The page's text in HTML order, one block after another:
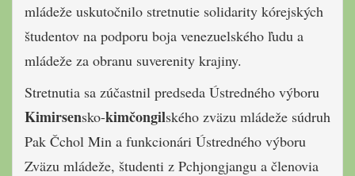
mládeže uskutočnilo stretnutie solidarity kórejských
študentov na podporu boja venezuelského ľudu a
mládeže za obranu suverenity krajiny.
Stretnutia sa zúčastnil predseda Ústredného výboru
Kimirsensko-kimčongilského zväzu mládeže súdruh
Pak Čchol Min a funkcionári Ústredného výboru
Zväzu mládeže, študenti z Pchjongjangu a členovia